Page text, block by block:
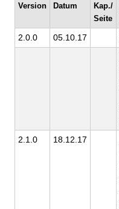
Version Datum
Kap./
Seite
2.0.0 05.10.17
2.1.0 18.12.17